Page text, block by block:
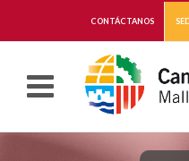
CONTÁCTANOS